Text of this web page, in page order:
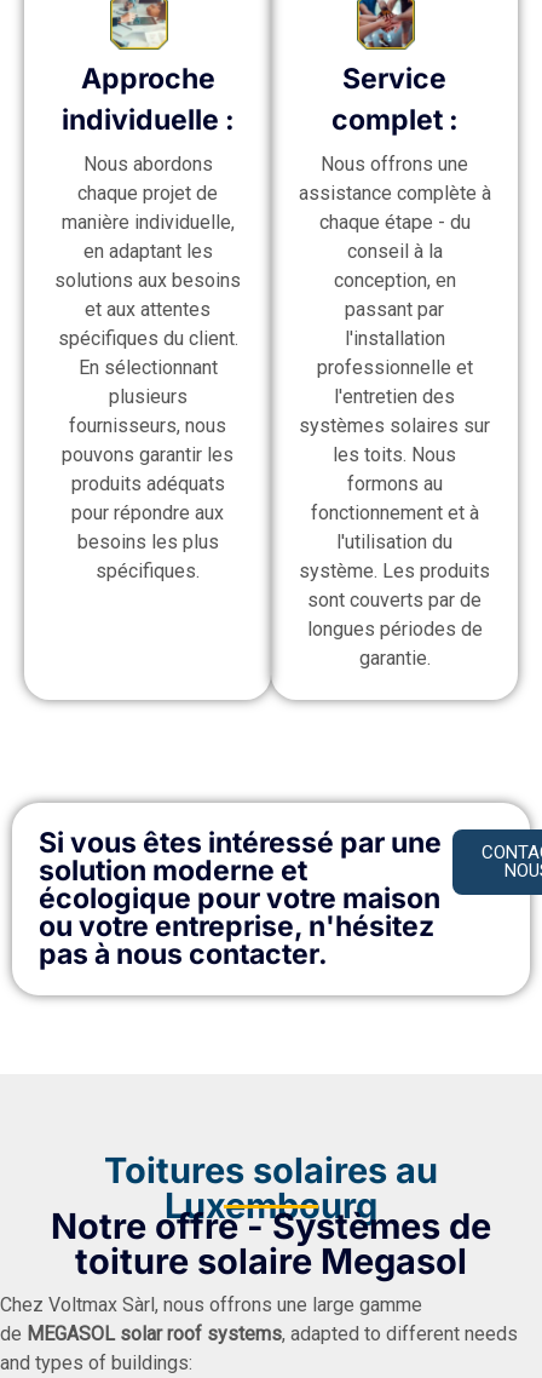
Approche
individuelle :
Nous abordons
chaque projet de
manière individuelle,
en adaptant les
solutions aux besoins
et aux attentes
spécifiques du client.
En sélectionnant
plusieurs
fournisseurs, nous
pouvons garantir les
produits adéquats
pour répondre aux
besoins les plus
spécifiques.
Service
complet :
Nous offrons une
assistance complète à
chaque étape - du
conseil à la
conception, en
passant par
l'installation
professionnelle et
l'entretien des
systèmes solaires sur
les toits. Nous
formons au
fonctionnement et à
l'utilisation du
système. Les produits
sont couverts par de
longues périodes de
garantie.
Si vous êtes intéressé par une
solution moderne et
écologique pour votre maison
ou votre entreprise, n'hésitez
pas à nous contacter.
Toitures solaires au
Luxembourg
Notre offre - Systèmes de
toiture solaire Megasol
Chez Voltmax Sàrl, nous offrons une large gamme
de MEGASOL solar roof systems, adapted to different needs
and types of buildings: